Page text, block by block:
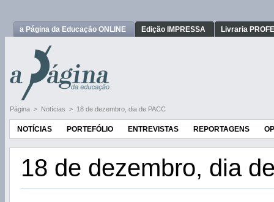
a Página da Educação ONLINE Edição IMPRESSA Livraria
Página > Notícias > 18 de dezembro, dia de PACC
NOTÍCIAS PORTEFÓLIO ENTREVISTAS REPORTAGENS
18 de dezembro, dia